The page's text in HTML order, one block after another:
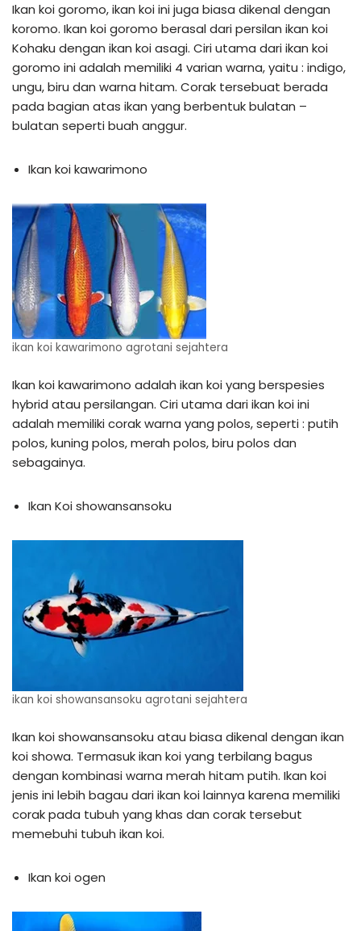
Ikan koi goromo, ikan koi ini juga biasa dikenal dengan
koromo. Ikan koi goromo berasal dari persilan ikan koi
Kohaku dengan ikan koi asagi. Ciri utama dari ikan koi
goromo ini adalah memiliki 4 varian warna, yaitu : indigo,
ungu, biru dan warna hitam. Corak tersebuat berada
pada bagian atas ikan yang berbentuk bulatan –
bulatan seperti buah anggur.
Ikan koi kawarimono
ikan koi kawarimono agrotani sejahtera
Ikan koi kawarimono adalah ikan koi yang berspesies
hybrid atau persilangan. Ciri utama dari ikan koi ini
adalah memiliki corak warna yang polos, seperti : putih
polos, kuning polos, merah polos, biru polos dan
sebagainya.
Ikan Koi showansansoku
ikan koi showansansoku agrotani sejahtera
Ikan koi showansansoku atau biasa dikenal dengan ikan
koi showa. Termasuk ikan koi yang terbilang bagus
dengan kombinasi warna merah hitam putih. Ikan koi
jenis ini lebih bagau dari ikan koi lainnya karena memiliki
corak pada tubuh yang khas dan corak tersebut
memebuhi tubuh ikan koi.
Ikan koi ogen